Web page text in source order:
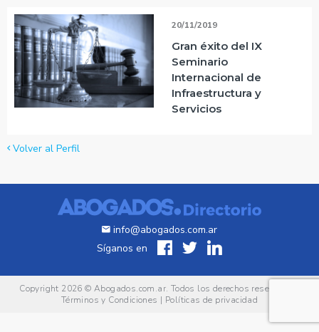
20/11/2019
Gran éxito del IX
Seminario
Internacional de
Infraestructura y
Servicios
Volver al Perfil
info@abogados.com.ar
Síganos en
Copyright 2026 © Abogados.com.ar. Todos los derechos reservados.
Términos y Condiciones | Políticas de privacidad